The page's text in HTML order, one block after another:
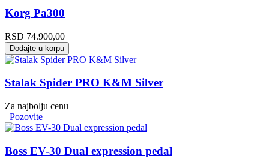
Korg Pa300
RSD 74.900,00
Dodajte u korpu
Stalak Spider PRO K&M Silver
Za najbolju cenu
Pozovite
Boss EV-30 Dual expression pedal